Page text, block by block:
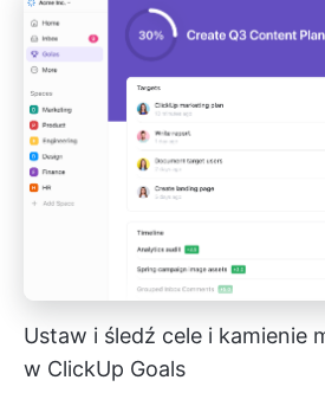
Ustaw i śledź cele i kamienie
w ClickUp Goals